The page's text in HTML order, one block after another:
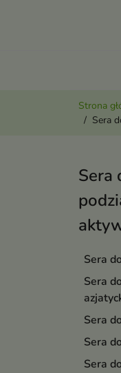
Strona
Sera
Sera
Sera
Sera
Sera
Sera
Sera